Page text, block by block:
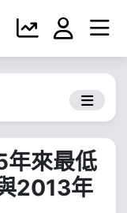
年來最低
2013年